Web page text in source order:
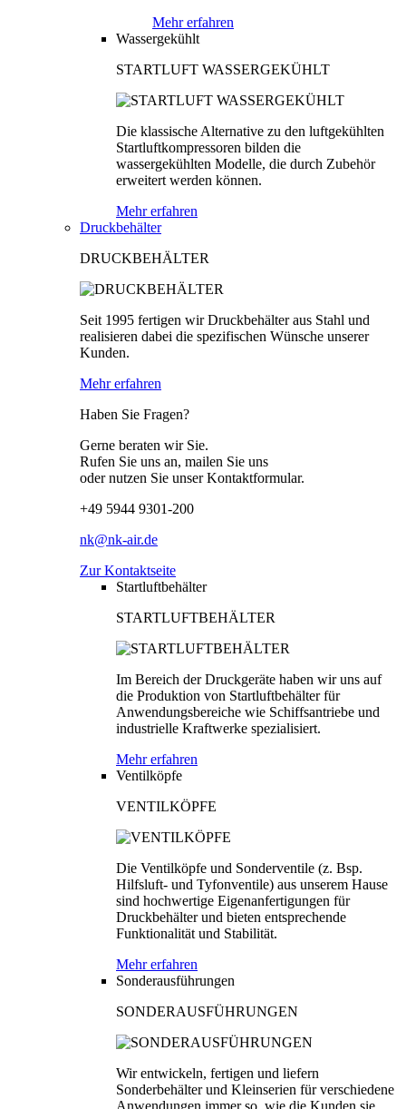
Mehr erfahren
Wassergekühlt
STARTLUFT WASSERGEKÜHLT
Die klassische Alternative zu den luftgekühlten
Startluftkompressoren bilden die
wassergekühlten Modelle, die durch Zubehör
erweitert werden können.
Mehr erfahren
Druckbehälter
DRUCKBEHÄLTER
Seit 1995 fertigen wir Druckbehälter aus Stahl und
realisieren dabei die spezifischen Wünsche unserer
Kunden.
Mehr erfahren
Haben Sie Fragen?
Gerne beraten wir Sie.
Rufen Sie uns an, mailen Sie uns
oder nutzen Sie unser Kontaktformular.
+49 5944 9301-200
nk@nk-air.de
Zur Kontaktseite
Startluftbehälter
STARTLUFTBEHÄLTER
Im Bereich der Druckgeräte haben wir uns auf
die Produktion von Startluftbehälter für
Anwendungsbereiche wie Schiffsantriebe und
industrielle Kraftwerke spezialisiert.
Mehr erfahren
Ventilköpfe
VENTILKÖPFE
Die Ventilköpfe und Sonderventile (z. Bsp.
Hilfsluft- und Tyfonventile) aus unserem Hause
sind hochwertige Eigenanfertigungen für
Druckbehälter und bieten entsprechende
Funktionalität und Stabilität.
Mehr erfahren
Sonderausführungen
SONDERAUSFÜHRUNGEN
Wir entwickeln, fertigen und liefern
Sonderbehälter und Kleinserien für verschiedene
Anwendungen immer so, wie die Kunden sie